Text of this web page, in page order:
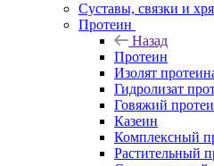
Суставы, связки и
Протеин
Назад
Протеин
Изолят
Гидролизат
Говяжий
Казеин
Комплексный
Растительный